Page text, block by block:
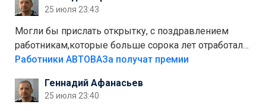
25 июля 23:43
Могли бы прислать открытку, с поздравлением
работникам,которые больше сорока лет отработали
на предприятии.
Работники АВТОВАЗа получат премии
Геннадий Афанасьев
25 июля 23:40